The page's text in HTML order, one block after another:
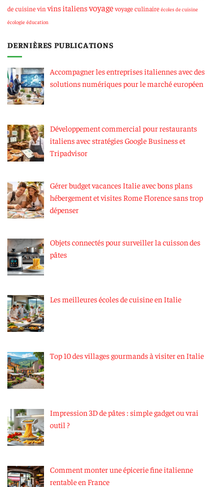
de cuisinevin vins italiensvoyagevoyage culinaire écoles de cuisine
écologie éducation
DERNIÈRES PUBLICATIONS
Accompagner les entreprises italiennes avec des
solutions numériques pour le marché européen
Développement commercial pour restaurants
italiens avec stratégies Google Business et
Tripadvisor
Gérer budget vacances Italie avec bons plans
hébergement et visites Rome Florence sans trop
dépenser
Objets connectés pour surveiller la cuisson des
pâtes
Les meilleures écoles de cuisine en Italie
Top 10 des villages gourmands à visiter en Italie
Impression 3D de pâtes : simple gadget ou vrai
outil ?
Comment monter une épicerie fine italienne
rentable en France